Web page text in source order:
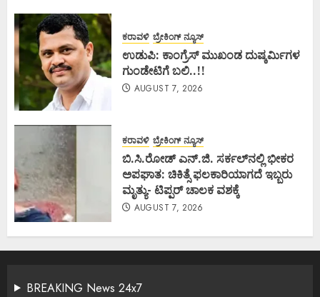
ಕರಾವಳಿ ಬ್ರೇಕಿಂಗ್ ನ್ಯೂಸ್
ಉಡುಪಿ: ಕಾಂಗ್ರೆಸ್ ಮುಖಂಡ ದುಷ್ಕರ್ಮಿಗಳ
ಗುಂಡೇಟಿಗೆ ಬಲಿ..!!
AUGUST 7, 2026
ಕರಾವಳಿ ಬ್ರೇಕಿಂಗ್ ನ್ಯೂಸ್
ಬಿ.ಸಿ.ರೋಡ್ ಎನ್.ಜಿ. ಸರ್ಕಲ್‌ನಲ್ಲಿ ಭೀಕರ
ಅಪಘಾತ: ಚಿಕಿತ್ಸೆ ಫಲಕಾರಿಯಾಗದೆ ಇಬ್ಬರು
ಮೃತ್ಯು- ಟಿಪ್ಪರ್ ಚಾಲಕ ವಶಕ್ಕೆ
AUGUST 7, 2026
BREAKING News 24x7